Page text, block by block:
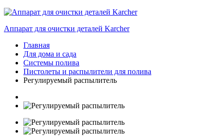
Аппарат для очистки деталей Karcher
Главная
Для дома и сада
Системы полива
Пистолеты и распылители для полива
Регулируемый распылитель